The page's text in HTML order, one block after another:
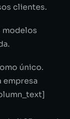
clientes.
modelos
único.
empresa